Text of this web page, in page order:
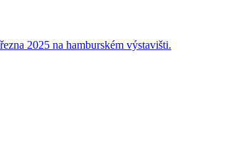
2025 na hamburském výstavišti.